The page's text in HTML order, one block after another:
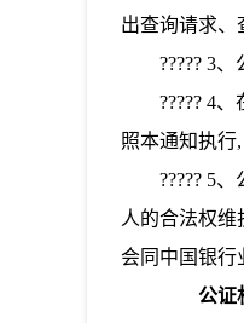
出查询请求、
????? 3
????? 4
照本通知执行,
????? 5
人的合法权
会同中国银行
公证